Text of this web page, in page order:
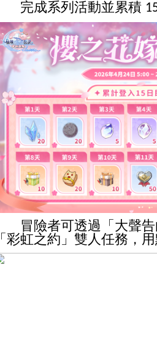
完成系列活動並累積
冒險者可透過「大聲告
「彩虹之約」雙人任務，